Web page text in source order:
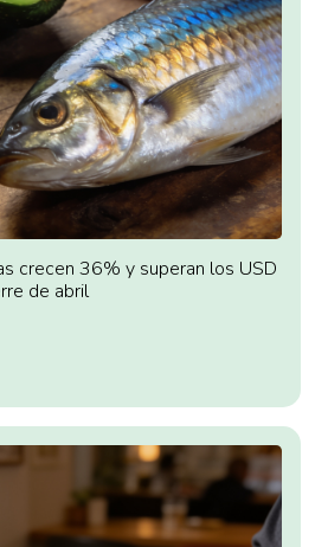
crecen 36% y superan los USD
de abril